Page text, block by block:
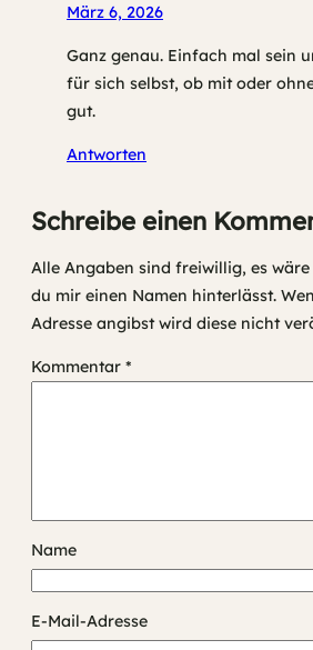
März 6, 2026
Ganz genau. Einfach mal sein
für sich selbst, ob mit oder
gut.
Antworten
Schreibe einen
Alle Angaben sind freiwillig, es
du mir einen Namen hinterlässt.
Adresse angibst wird diese nicht
Kommentar *
Name
E-Mail-Adresse